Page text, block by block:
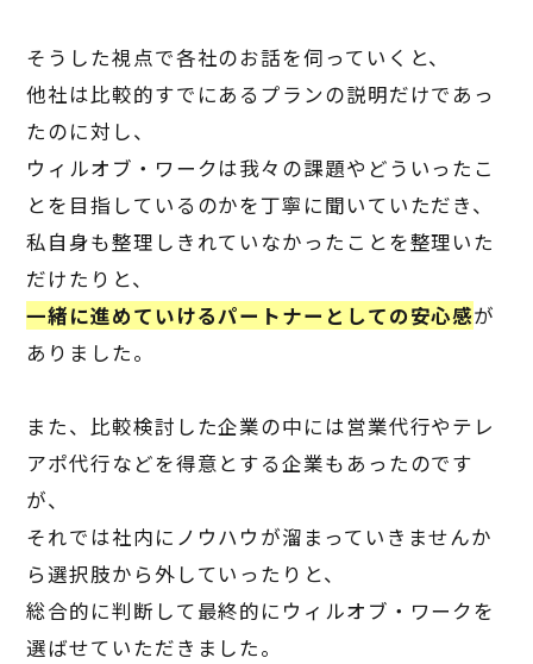
そうした視点で各社のお話を伺っていくと、
他社は比較的すでにあるプランの説明だけであっ
たのに対し、
ウィルオブ・ワークは我々の課題やどういったこ
とを目指しているのかを丁寧に聞いていただき、
私自身も整理しきれていなかったことを整理いた
だけたりと、
一緒に進めていけるパートナーとしての安心感が
ありました。
また、比較検討した企業の中には営業代行やテレ
アポ代行などを得意とする企業もあったのです
が、
それでは社内にノウハウが溜まっていきませんか
ら選択肢から外していったりと、
総合的に判断して最終的にウィルオブ・ワークを
選ばせていただきました。